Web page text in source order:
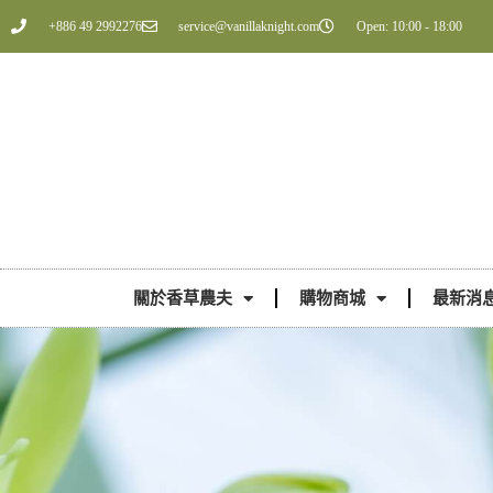
+886 49 2992276 service@vanillaknight.com Open: 10:00 - 18:00
關於香草農夫 購物商城 最新消